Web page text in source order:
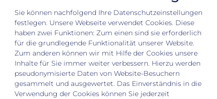
Sie können nachfolgend Ihre Datenschutzeinstellungen
festlegen. Unsere Webseite verwendet Cookies. Diese
haben zwei Funktionen: Zum einen sind sie erforderlich
für die grundlegende Funktionalität unserer Website.
Zum anderen können wir mit Hilfe der Cookies unsere
Inhalte für Sie immer weiter verbessern. Hierzu werden
pseudonymisierte Daten von Website-Besuchern
gesammelt und ausgewertet. Das Einverständnis in die
Verwendung der Cookies können Sie jederzeit